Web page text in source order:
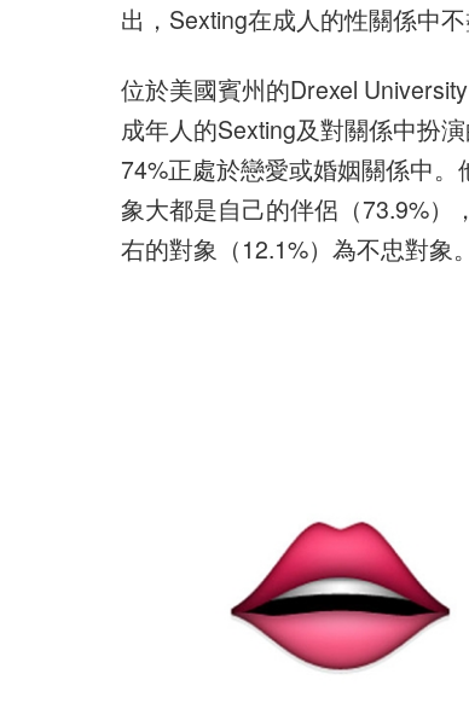
出，Sexting在成人的性關係中不
位於美國賓州的Drexel
成年人的Sexting及對關係中扮
74%正處於戀愛或婚姻關係中
象大都是自己的伴侶（73.9%）
右的對象（12.1%）為不忠對象。